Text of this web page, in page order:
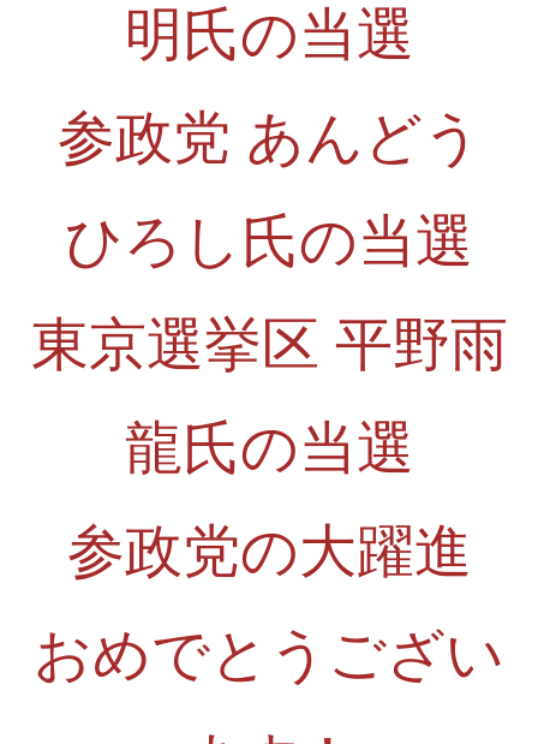
明氏の当選
参政党 あんどう
ひろし氏の当選
東京選挙区 平野雨
龍氏の当選
参政党の大躍進
おめでとうござい